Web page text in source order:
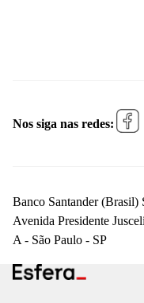
Nos siga nas redes:
Banco Santander
Avenida Presidente
A - São Paulo - SP